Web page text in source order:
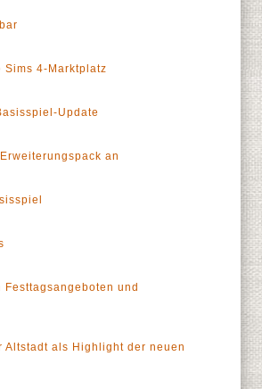
Sims 4-Marktplatz
Update
an
und
Altstadt als Highlight der neuen